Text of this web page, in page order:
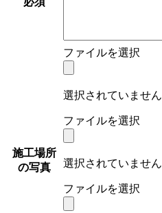
施工場所
の写真
ファイルを選択
選択されていません
ファイルを選択
選択されていません
ファイルを選択